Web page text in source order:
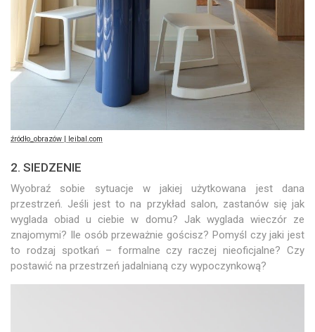
źródło_obrazów | leibal.com
2. SIEDZENIE
Wyobraź sobie sytuacje w jakiej użytkowana jest dana
przestrzeń. Jeśli jest to na przykład salon, zastanów się jak
wyglada obiad u ciebie w domu? Jak wyglada wieczór ze
znajomymi? Ile osób przeważnie gościsz? Pomyśl czy jaki jest
to rodzaj spotkań – formalne czy raczej nieoficjalne? Czy
postawić na przestrzeń jadalnianą czy wypoczynkową?